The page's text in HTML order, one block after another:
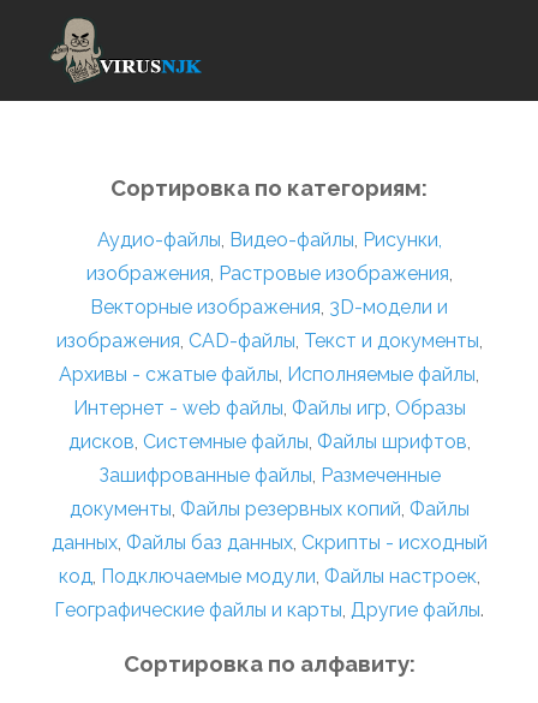
Сортировка по категориям:
Аудио-файлы, Видео-файлы, Рисунки,
изображения, Растровые изображения,
Векторные изображения, 3D-модели и
изображения, CAD-файлы, Текст и документы,
Архивы - сжатые файлы, Исполняемые файлы,
Интернет - web файлы, Файлы игр, Образы
дисков, Системные файлы, Файлы шрифтов,
Зашифрованные файлы, Размеченные
документы, Файлы резервных копий, Файлы
данных, Файлы баз данных, Скрипты - исходный
код, Подключаемые модули, Файлы настроек,
Географические файлы и карты, Другие файлы.
Сортировка по алфавиту: